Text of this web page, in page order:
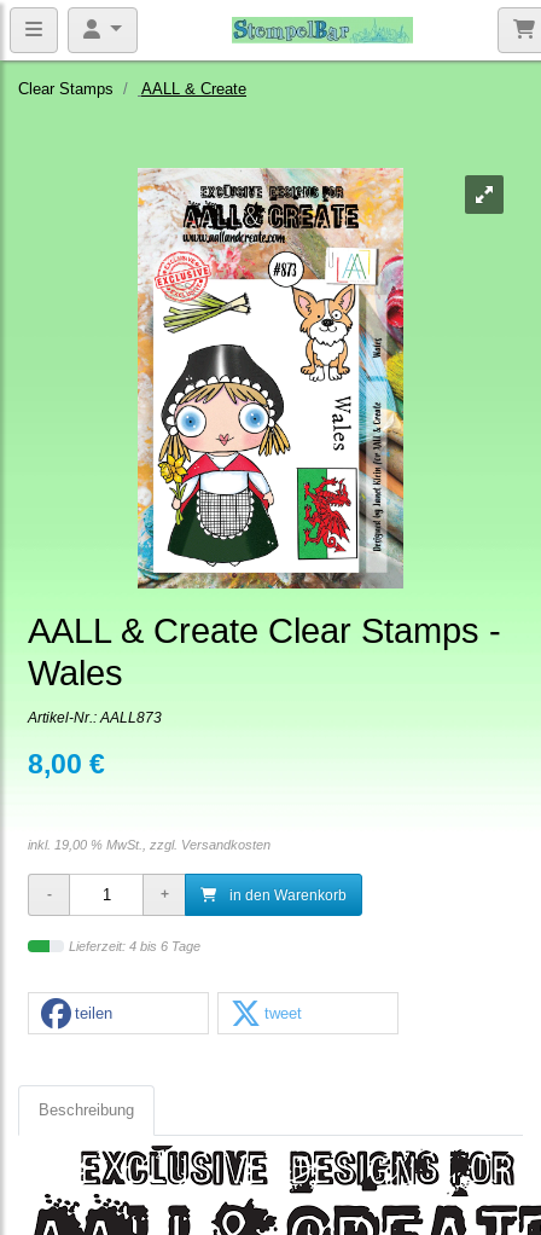
Clear Stamps AALL & Create
AALL & Create Clear Stamps -
Wales
Artikel-Nr.: AALL873
8,00 €
inkl. 19,00 % MwSt., zzgl. Versandkosten
in den Warenkorb
Lieferzeit: 4 bis 6 Tage
teilen tweet
Beschreibung